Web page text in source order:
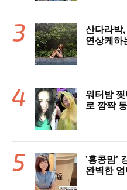
산다라박
연상케하
워터밤
로 깜짝
'홍콩맘'
완벽한